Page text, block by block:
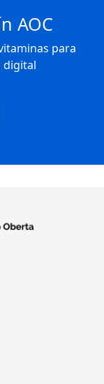
AOC
para
digital